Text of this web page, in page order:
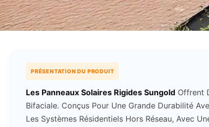
PRÉSENTATION DU PRODUIT
Les Panneaux Solaires Rigides Sungold Offrent
Bifaciale. Conçus Pour Une Grande Durabilité
Les Systèmes Résidentiels Hors Réseau, Avec